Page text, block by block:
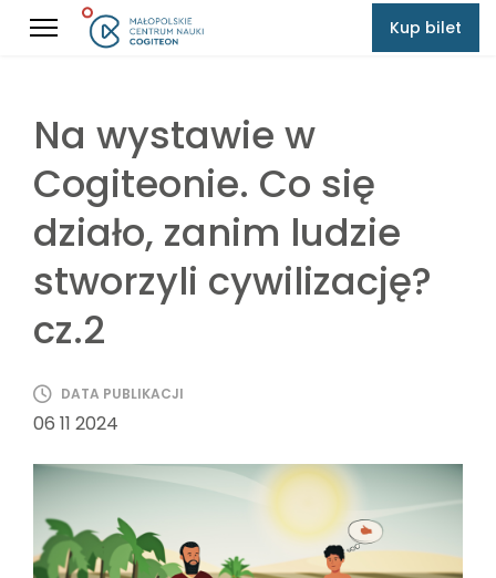
Kup bilet
Na wystawie w
Cogiteonie. Co się
działo, zanim ludzie
stworzyli cywilizację?
cz.2
DATA PUBLIKACJI
06 11 2024